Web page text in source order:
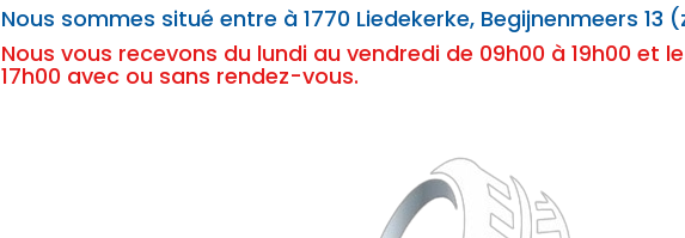
Nous sommes situé entre à 1770 Liedekerke, Begijnenmeers 13
Nous vous recevons du lundi au vendredi de 09h00 à 19h00 et
17h00 avec ou sans rendez-vous.